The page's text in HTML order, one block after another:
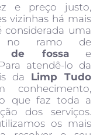
e preço justo,
vizinhas há mais
considerada uma
no ramo de
de fossae
atendê-lo da
da Limp Tudo
o que faz toda a
dos serviços.
os mais